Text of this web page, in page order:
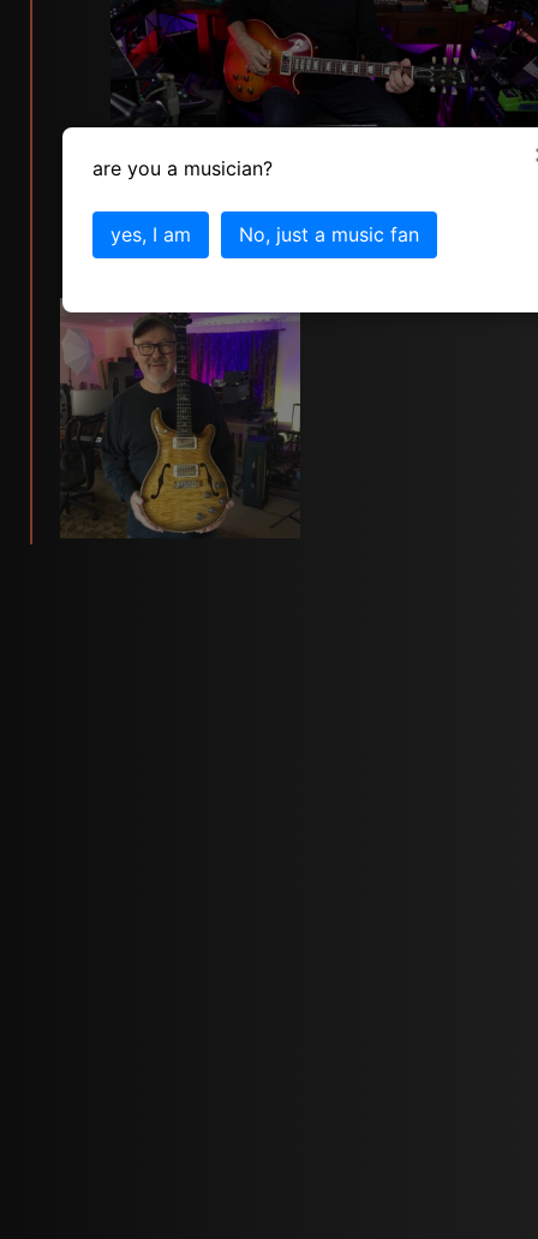
4
are you a musician?
yes, I am No, just a music fan